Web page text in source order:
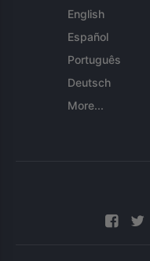
English
Español
Português
Deutsch
More...